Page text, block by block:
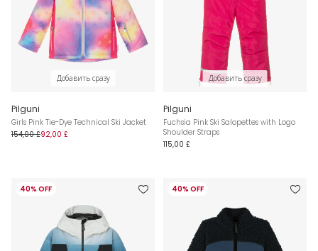
Добавить сразу
Pilguni
Girls Pink Tie-Dye Technical Ski Jacket
154,00 £92,00 £
Добавить сразу
Pilguni
Fuchsia Pink Ski Salopettes with Logo
Shoulder Straps
115,00 £
40% OFF 40% OFF